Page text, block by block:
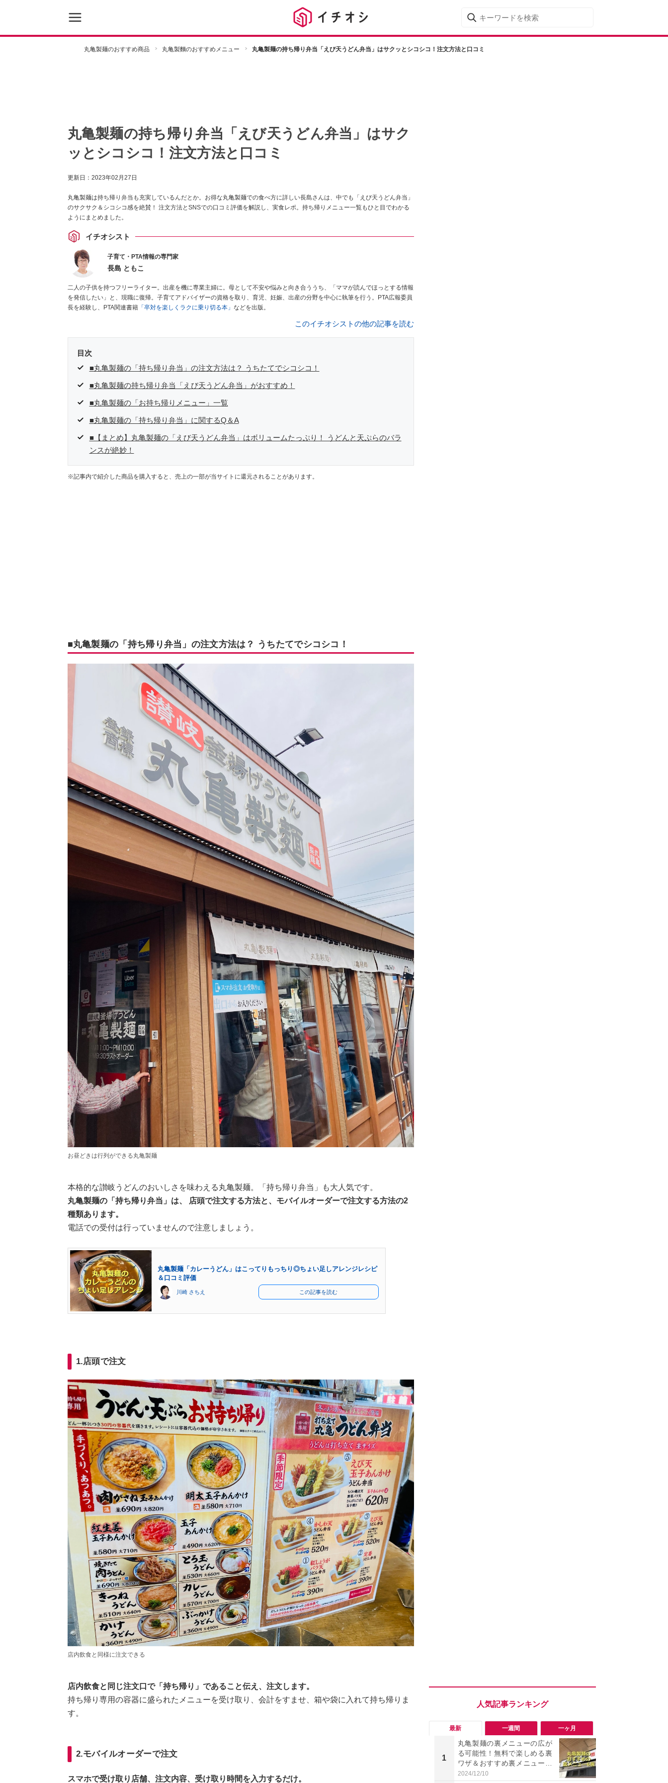
丸亀製麺のおすすめ商品 丸亀製麵のおすすめメニュー 丸亀製麺の持ち帰り弁当「えび天うどん弁当」はサクッとシコシコ！注文方法と口コミ
丸亀製麺の持ち帰り弁当「えび天うどん弁当」はサク
ッとシコシコ！注文方法と口コミ
更新日： 2023年02月27日
丸亀製麺は持ち帰り弁当も充実しているんだとか。お得な丸亀製麺での食べ方に詳しい長島さんは、中でも「えび天うどん弁当」
のサクサク＆シコシコ感を絶賛！ 注文方法とSNSでの口コミ評価を解説し、実食レポ。持ち帰りメニュー一覧もひと目でわかる
ようにまとめました。
イチオシスト
子育て・PTA情報の専門家
長島 ともこ
二人の子供を持つフリーライター。出産を機に専業主婦に。母として不安や悩みと向き合ううち、「ママが読んでほっとする情報
を発信したい」と、現職に復帰。子育てアドバイザーの資格を取り、育児、妊娠、出産の分野を中心に執筆を行う。PTA広報委員
長を経験し、PTA関連書籍「卒対を楽しくラクに乗り切る本」 などを出版。
このイチオシストの他の記事を読む
目次
■丸亀製麺の「持ち帰り弁当」の注文方法は？ うちたてでシコシコ！
■丸亀製麺の持ち帰り弁当「えび天うどん弁当」がおすすめ！
■丸亀製麺の「お持ち帰りメニュー」一覧
■丸亀製麺の「持ち帰り弁当」に関するQ＆A
■【まとめ】丸亀製麺の「えび天うどん弁当」はボリュームたっぷり！ うどんと天ぷらのバラ
ンスが絶妙！
※記事内で紹介した商品を購入すると、売上の一部が当サイトに還元されることがあります。
■丸亀製麺の「持ち帰り弁当」の注文方法は？ うちたてでシコシコ！
お昼どきは行列ができる丸亀製麺
本格的な讃岐うどんのおいしさを味わえる丸亀製麺。「持ち帰り弁当」も大人気です。
丸亀製麺の「持ち帰り弁当」は、 店頭で注文する方法と、モバイルオーダーで注文する方法の2
種類あります。
電話での受付は行っていませんので注意しましょう。
丸亀製麺「カレーうどん」はこってりもっちり◎ちょい足しアレンジレシピ
＆口コミ評価
川崎 さちえ この記事を読む
1.店頭で注文
店内飲食と同様に注文できる
店内飲食と同じ注文口で「持ち帰り」であること伝え、注文します。
持ち帰り専用の容器に盛られたメニューを受け取り、会計をすませ、箱や袋に入れて持ち帰りま
す。
2.モバイルオーダーで注文
スマホで受け取り店舗、注文内容、受け取り時間を入力するだけ。
最新 一週間 一ヶ月
1
丸亀製麺の裏メニューの広が
る可能性！無料で楽しめる裏
ワザ＆おすすめ裏メニュー6
選
2024/12/10